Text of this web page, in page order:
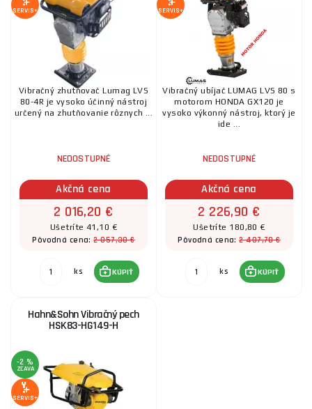
SERVIS+
Vibračný zhutňovač Lumag LVS
80-4R je vysoko účinný nástroj
určený na zhutňovanie rôznych ...
NEDOSTUPNÉ
Akčná cena
2 016,20 €
Ušetríte 41,10 €
Pôvodná cena:2 057,30 €
ks KÚPIŤ
SERVIS+
Vibračný ubíjač LUMAG LVS 80 s
motorom HONDA GX120 je
vysoko výkonný nástroj, ktorý je
ide ...
NEDOSTUPNÉ
Akčná cena
2 226,90 €
Ušetríte 180,80 €
Pôvodná cena:2 407,70 €
ks KÚPIŤ
Hahn&Sohn Vibračný pech
HSK83-HG149-H
-2 %
ZĽAVA
SERVIS+